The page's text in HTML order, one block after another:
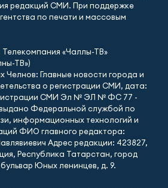
редакций СМИ. При поддержке
по печати и массовым
«Чаллы-ТВ»
ТВ»)
Челнов: Главные новости города и
о регистрации СМИ, дата:
СМИ Эл № ЭЛ № ФС 77 -
выдано Федеральной службой по
информационных технологий и
ФИО главного редактора:
Адрес редакции: 423827,
Республика Татарстан, город
Юных ленинцев, д. 9.